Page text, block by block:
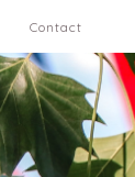
Contact